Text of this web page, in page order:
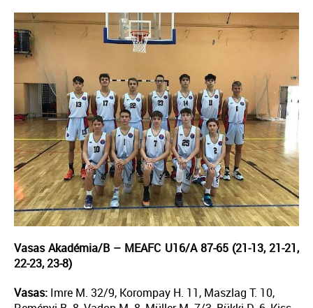
Vasas Akadémia/B – MEAFC U16/A 87-65 (21-13, 21-21,
22-23, 23-8)
Vasas: Imre M. 32/9, Korompay H. 11, Maszlag T. 10,